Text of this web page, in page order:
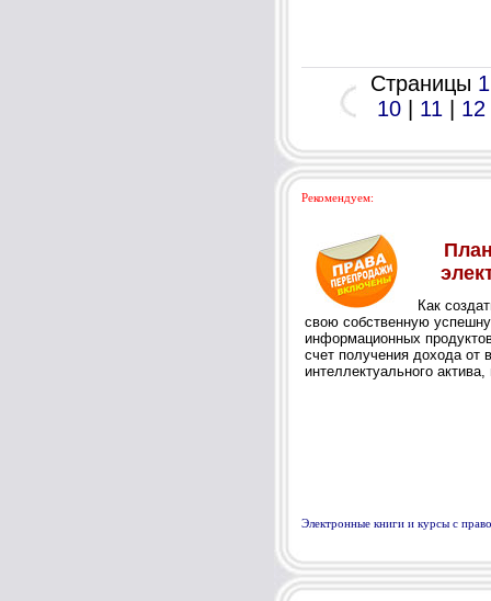
Страницы 1
10| 11 | 12
Рекомендуем:
Электронные книги и курсы с